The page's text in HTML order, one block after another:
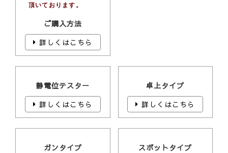
頂いております。
ご購入方法
詳しくはこちら
静電位テスター
詳しくはこちら
卓上タイプ
詳しくはこちら
ガンタイプ
スポットタイプ